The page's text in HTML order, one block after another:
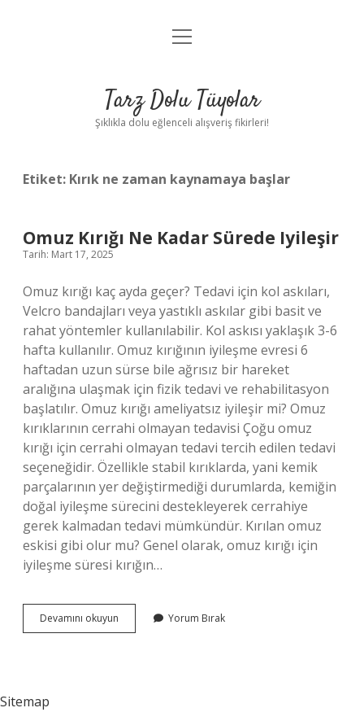
Anasayfa
Yasal Uyarı
menüyü
Tarz Dolu Tüyolar
Şıklıkla dolu eğlenceli alışveriş fikirleri!
Etiket: Kırık ne zaman kaynamaya başlar
Omuz Kırığı Ne Kadar Sürede Iyileşir
Tarih: Mart 17, 2025
Omuz kırığı kaç ayda geçer? Tedavi için kol askıları,
Velcro bandajları veya yastıklı askılar gibi basit ve
rahat yöntemler kullanılabilir. Kol askısı yaklaşık 3-6
hafta kullanılır. Omuz kırığının iyileşme evresi 6
haftadan uzun sürse bile ağrısız bir hareket
aralığına ulaşmak için fizik tedavi ve rehabilitasyon
başlatılır. Omuz kırığı ameliyatsız iyileşir mi? Omuz
kırıklarının cerrahi olmayan tedavisi Çoğu omuz
kırığı için cerrahi olmayan tedavi tercih edilen tedavi
seçeneğidir. Özellikle stabil kırıklarda, yani kemik
parçalarının yer değiştirmediği durumlarda, kemiğin
doğal iyileşme sürecini destekleyerek cerrahiye
gerek kalmadan tedavi mümkündür. Kırılan omuz
eskisi gibi olur mu? Genel olarak, omuz kırığı için
iyileşme süresi kırığın…
Devamını okuyun
Kırığı
Yorum Bırak
Sitemap